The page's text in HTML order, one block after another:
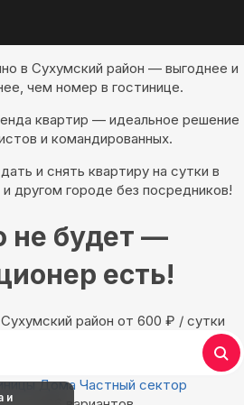
в Сухумский район — выгоднее и
чем номер в гостинице.
квартир — идеальное решение
и командированных.
и снять квартиру на сутки в
другом городе без посредников!
не будет —
есть!
район oт 600 ₽ / сутки
Дома Частный сектор
и